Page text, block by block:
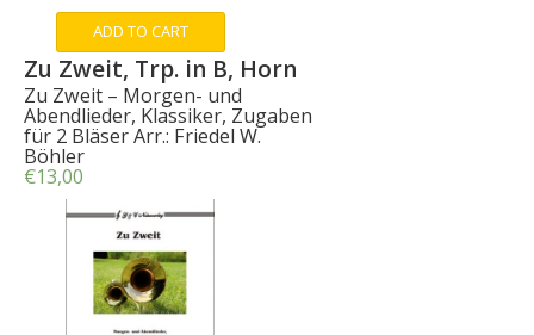
ADD TO CART
Zu Zweit, Trp. in B, Horn
Zu Zweit – Morgen- und
Abendlieder, Klassiker, Zugaben
für 2 Bläser Arr.: Friedel W.
Böhler
€13,00